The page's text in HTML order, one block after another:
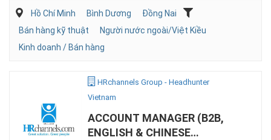
Hồ Chí Minh Bình Dương
Đồng Nai
Bán hàng kỹ thuật
Người nước ngoài/Việt Kiều
Kinh doanh / Bán hàng
HRchannels Group - Headhunter
Vietnam
ACCOUNT MANAGER (B2B,
ENGLISH & CHINESE